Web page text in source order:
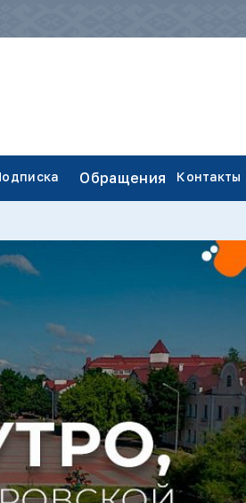
Обращения Контакты